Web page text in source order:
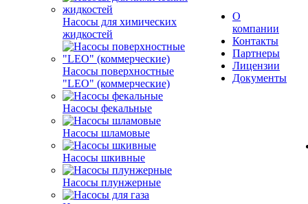
Насосы для химических
жидкостей
Насосы поверхностные
"LEO" (коммерческие)
Насосы фекальные
Насосы шламовые
Насосы шкивные
Насосы плунжерные
О
компании
Контакты
Партнеры
Лицензии
Документы